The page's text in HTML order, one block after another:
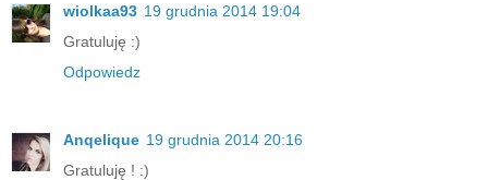
wiolkaa93 19 grudnia 2014 19:04
Gratuluję :)
Odpowiedz
Anqelique 19 grudnia 2014 20:16
Gratuluję ! :)